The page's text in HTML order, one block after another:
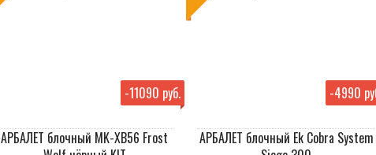
-11090 руб.
АРБАЛЕТ блочный MK-XB56 Frost
-4990
АРБАЛЕТ блочный Ek Cobra System